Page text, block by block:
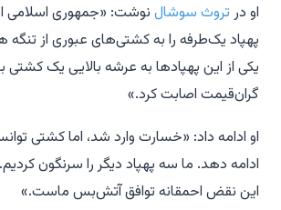
او در تروث سوشال نوشت: «جمهوری اسلامی
پهپاد یک‌طرفه را به کشتی‌های عبوری از
یکی از این پهپادها به عرشه بالایی یک کشتی
گران‌قیمت اصابت کرد.»
او ادامه داد: «خسارت وارد شد، اما کشتی
ادامه دهد. ما سه پهپاد دیگر را سرنگون
این نقض احمقانه توافق آتش‌بس ماست.»